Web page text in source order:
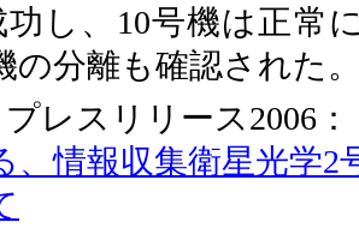
功し、10号機は正常
の分離も確認された
レスリリース2006：
、情報収集衛星光学2